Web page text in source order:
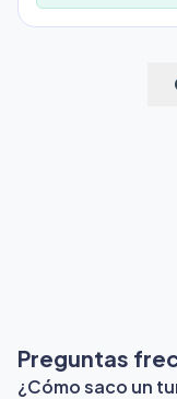
Preguntas
¿Cómo saco un